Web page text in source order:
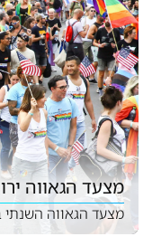
מצעד הגאווה
מצעד הגאווה השנתי